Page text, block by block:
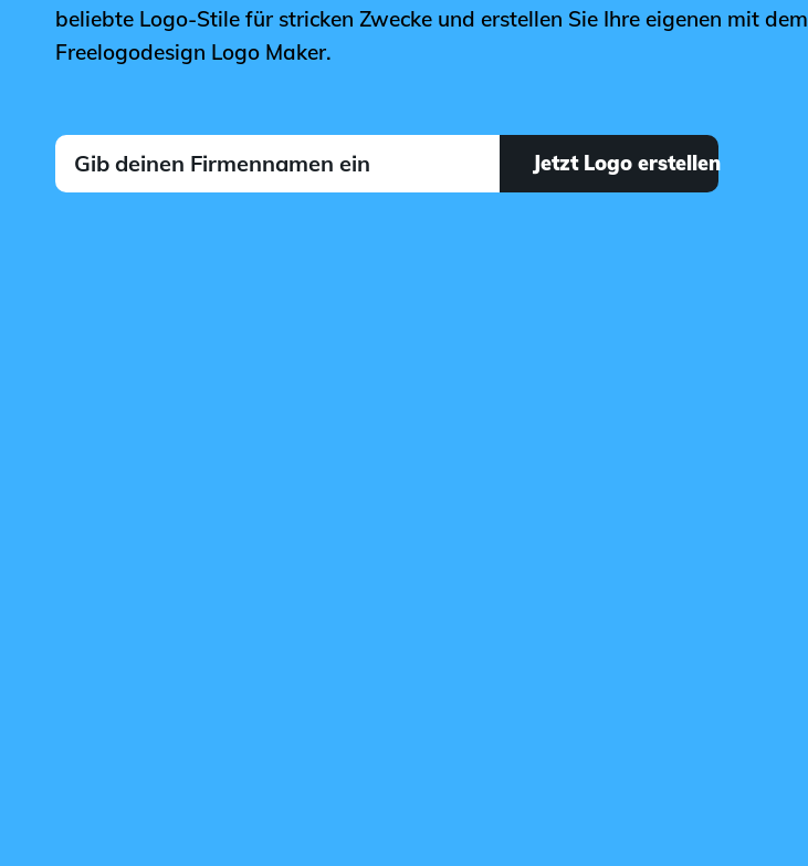
beliebte Logo-Stile für stricken Zwecke und erstellen Sie Ihre eigenen mit dem
Freelogodesign Logo Maker.
Jetzt Logo erstellen